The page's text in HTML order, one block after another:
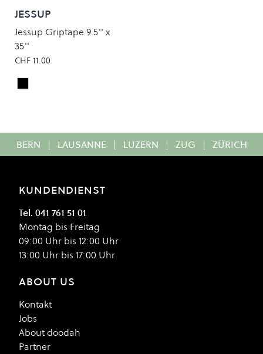
JESSUP
Jessup Griptape 9.5'' x
35''
CHF 11.00
Colour
Black
BERN | LAUSANNE | LUZERN | ZUG | ZÜRICH
KUNDENDIENST
Tel. 041 761 51 01
Montag bis Freitag
09:00 Uhr bis 12:00 Uhr
13:00 Uhr bis 17:00 Uhr
ABOUT US
Kontakt
Jobs
About doodah
Partner